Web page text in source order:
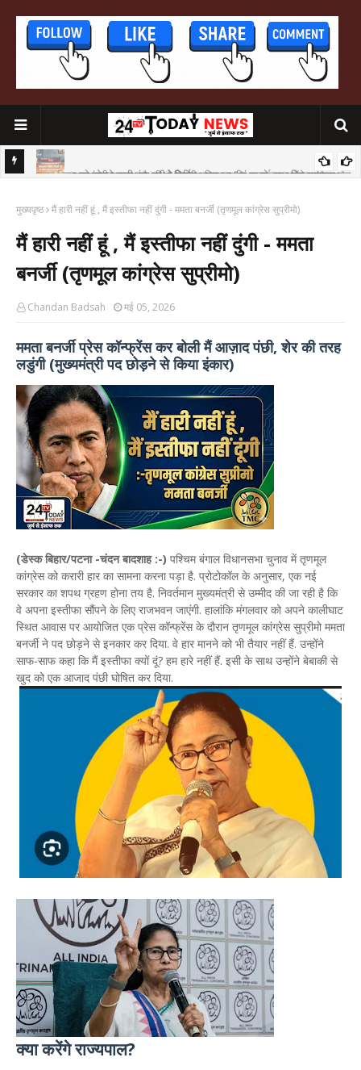
मुख्यमंत्री सम्राट चौधरी दो‌ दिवसीय जिला प्रशिक्षण बर्ग का करेंगे उद्घाटन
मुख्यपृष्ठ मैं हारी नहीं हूं , मैं इस्तीफा नहीं दुंगी - ममता बनर्जी (तृणमूल कांग्रेस सुप्रीमो)
मैं हारी नहीं हूं , मैं इस्तीफा नहीं दुंगी - ममता
बनर्जी (तृणमूल कांग्रेस सुप्रीमो)
Chandan Badsah मई 05, 2026
ममता बनर्जी प्रेस कॉन्फ्रेंस कर बोली मैं आज़ाद पंछी, शेर की तरह
लडुंगी (मुख्यमंत्री पद छोड़ने से किया इंकार)
(डेस्क बिहार/पटना -चंदन बादशाह :-) पश्चिम बंगाल विधानसभा चुनाव में तृणमूल
कांग्रेस को करारी हार का सामना करना पड़ा है. प्रोटोकॉल के अनुसार, एक नई
सरकार का शपथ ग्रहण होना तय है. निवर्तमान मुख्यमंत्री से उम्मीद की जा रही है कि
वे अपना इस्तीफा सौंपने के लिए राजभवन जाएंगी. हालांकि मंगलवार को अपने कालीघाट
स्थित आवास पर आयोजित एक प्रेस कॉन्फ्रेंस के दौरान तृणमूल कांग्रेस सुप्रीमो ममता
बनर्जी ने पद छोड़ने से इनकार कर दिया. वे हार मानने को भी तैयार नहीं हैं. उन्होंने
साफ-साफ कहा कि मैं इस्तीफा क्यों दूं? हम हारे नहीं हैं. इसी के साथ उन्होंने बेबाकी से
खुद को एक आजाद पंछी घोषित कर दिया.
क्या करेंगे राज्यपाल?